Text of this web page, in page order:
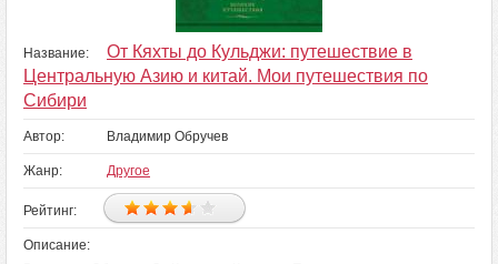
Название:
От Кяхты до Кульджи: путешествие в
Центральную Азию и китай. Мои путешествия по
Сибири
Автор: Владимир Обручев
Жанр: Другое
Рейтинг:
Описание: